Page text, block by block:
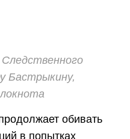
Бастрыкину,
обивать
в попытках